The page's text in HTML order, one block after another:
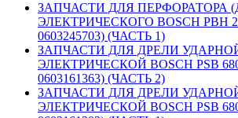
ЗАПЧАСТИ ДЛЯ ПЕРФОРАТОРА
ЭЛЕКТРИЧЕСКОГО BOSCH PBH
0603245703) (ЧАСТЬ 1)
ЗАПЧАСТИ ДЛЯ ДРЕЛИ
ЭЛЕКТРИЧЕСКОЙ BOSCH PSB
0603161363) (ЧАСТЬ 2)
ЗАПЧАСТИ ДЛЯ ДРЕЛИ
ЭЛЕКТРИЧЕСКОЙ BOSCH PSB